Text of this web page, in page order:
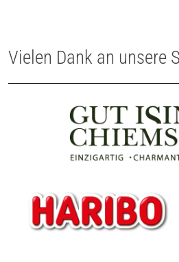
Vielen Dank an unsere